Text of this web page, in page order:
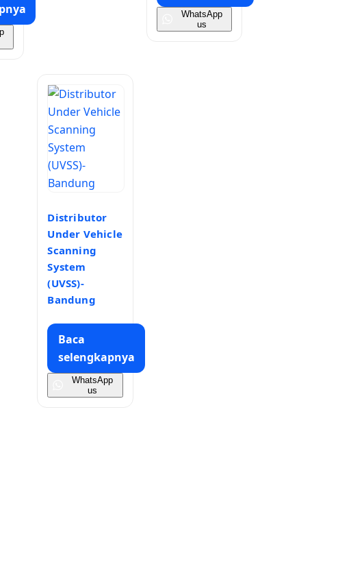
WhatsApp
us
Distributor
Under Vehicle
Scanning
System
(UVSS)-
Bandung
Baca
selengkapnya
WhatsApp
us